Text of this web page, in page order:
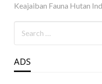
Keajaiban Fauna Hutan
ADS